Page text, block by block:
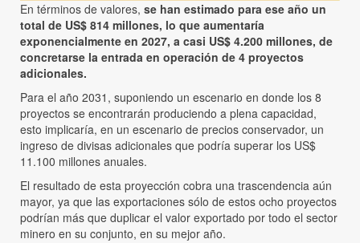
En términos de valores, se han estimado para ese año un
total de US$ 814 millones, lo que aumentaría
exponencialmente en 2027, a casi US$ 4.200 millones, de
concretarse la entrada en operación de 4 proyectos
adicionales.
Para el año 2031, suponiendo un escenario en donde los 8
proyectos se encontrarán produciendo a plena capacidad,
esto implicaría, en un escenario de precios conservador, un
ingreso de divisas adicionales que podría superar los US$
11.100 millones anuales.
El resultado de esta proyección cobra una trascendencia aún
mayor, ya que las exportaciones sólo de estos ocho proyectos
podrían más que duplicar el valor exportado por todo el sector
minero en su conjunto, en su mejor año.